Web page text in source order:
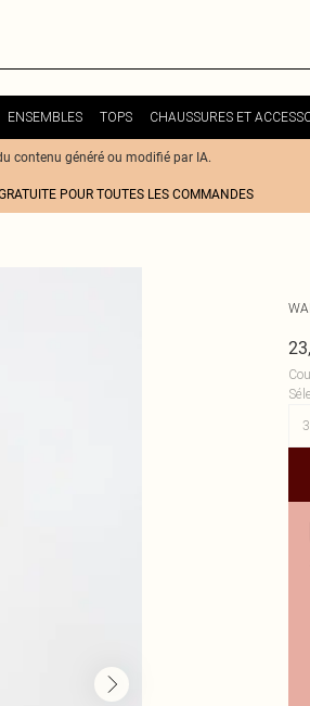
ENSEMBLES TOPS CHAUSSURES ET
contenu généré ou modifié par IA.
POUR TOUTES LES COMMANDES